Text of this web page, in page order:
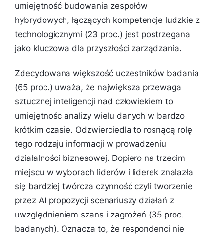
umiejętność budowania zespołów
hybrydowych, łączących kompetencje ludzkie z
technologicznymi (23 proc.) jest postrzegana
jako kluczowa dla przyszłości zarządzania.
Zdecydowana większość uczestników badania
(65 proc.) uważa, że największa przewaga
sztucznej inteligencji nad człowiekiem to
umiejętnośc analizy wielu danych w bardzo
krótkim czasie. Odzwierciedla to rosnącą rolę
tego rodzaju informacji w prowadzeniu
działalności biznesowej. Dopiero na trzecim
miejscu w wyborach liderów i liderek znalazła
się bardziej twórcza czynność czyli tworzenie
przez AI propozycji scenariuszy działań z
uwzględnieniem szans i zagrożeń (35 proc.
badanych). Oznacza to, że respondenci nie